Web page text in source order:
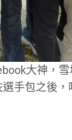
大神，
手包之後